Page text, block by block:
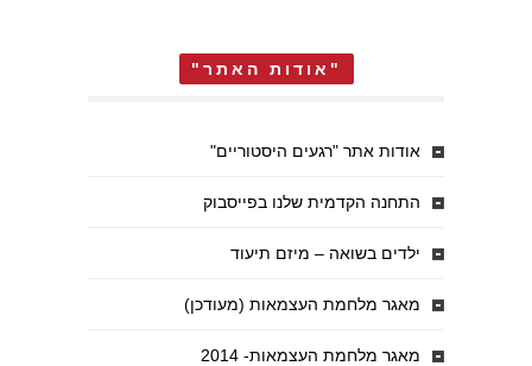
"אודות האתר"
אודות אתר "רגעים היסטוריים"
התחנה הקדמית שלנו בפייסבוק
ילדים בשואה – מיזם תיעוד
מאגר מלחמת העצמאות (מעודכן)
מאגר מלחמת העצמאות- 2014